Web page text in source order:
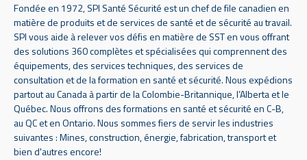
Fondée en 1972, SPI Santé Sécurité est un chef de file canadien en
matière de produits et de services de santé et de sécurité au travail.
SPI vous aide à relever vos défis en matière de SST en vous offrant
des solutions 360 complètes et spécialisées qui comprennent des
équipements, des services techniques, des services de
consultation et de la formation en santé et sécurité. Nous expédions
partout au Canada à partir de la Colombie-Britannique, l’Alberta et le
Québec. Nous offrons des formations en santé et sécurité en C-B,
au QC et en Ontario. Nous sommes fiers de servir les industries
suivantes : Mines, construction, énergie, fabrication, transport et
bien d'autres encore!